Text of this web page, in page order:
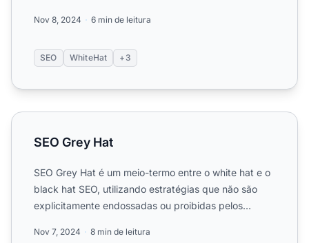
Nov 8, 2024 6 min de leitura
SEO WhiteHat +3
SEO Grey Hat
SEO Grey Hat
SEO Grey Hat é um meio-termo entre o white hat e o
black hat SEO, utilizando estratégias que não são
explicitamente endossadas ou proibidas pelos
Nov 7, 2024 8 min de leitura